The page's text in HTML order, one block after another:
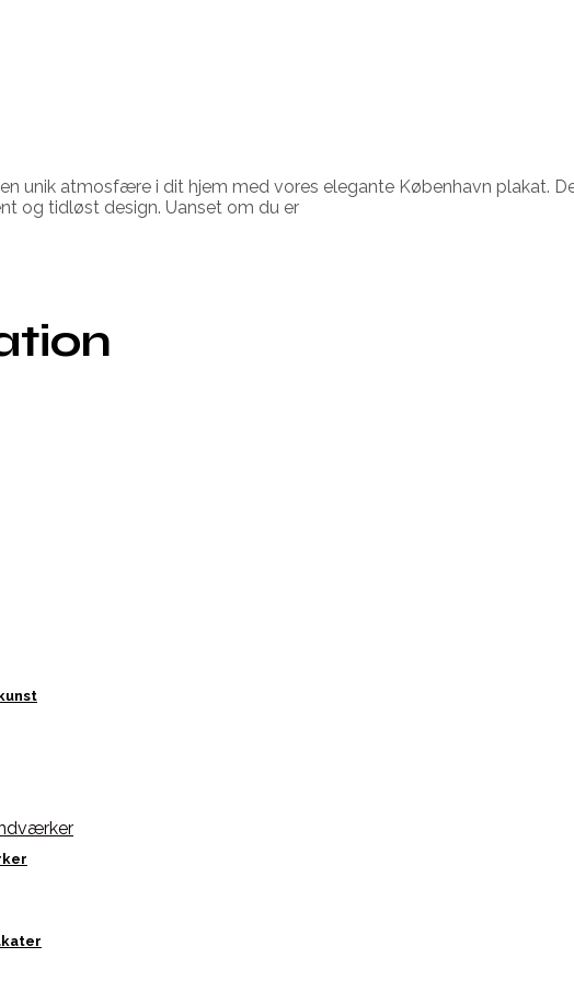
unik atmosfære i dit hjem med vores elegante København plakat.
og tidløst design. Uanset om du er